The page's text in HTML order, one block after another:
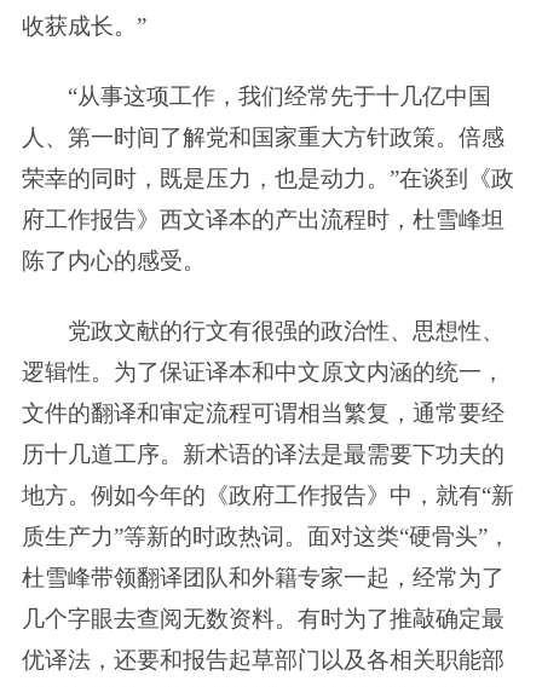
收获成长。”
“从事这项工作，我们经常先于十几亿中国
人、第一时间了解党和国家重大方针政策。倍感
荣幸的同时，既是压力，也是动力。”在谈到《政
府工作报告》西文译本的产出流程时，杜雪峰坦
陈了内心的感受。
党政文献的行文有很强的政治性、思想性、
逻辑性。为了保证译本和中文原文内涵的统一，
文件的翻译和审定流程可谓相当繁复，通常要经
历十几道工序。新术语的译法是最需要下功夫的
地方。例如今年的《政府工作报告》中，就有“新
质生产力”等新的时政热词。面对这类“硬骨头”，
杜雪峰带领翻译团队和外籍专家一起，经常为了
几个字眼去查阅无数资料。有时为了推敲确定最
优译法，还要和报告起草部门以及各相关职能部